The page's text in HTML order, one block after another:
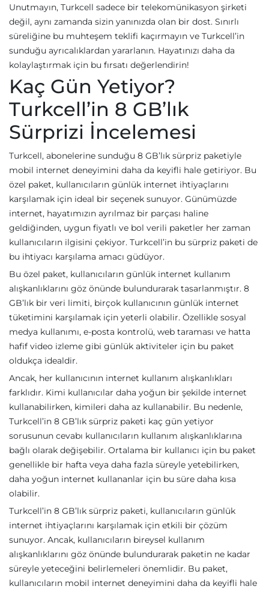
Unutmayın, Turkcell sadece bir telekomünikasyon şirketi
değil, aynı zamanda sizin yanınızda olan bir dost. Sınırlı
süreliğine bu muhteşem teklifi kaçırmayın ve Turkcell’in
sunduğu ayrıcalıklardan yararlanın. Hayatınızı daha da
kolaylaştırmak için bu fırsatı değerlendirin!
Kaç Gün Yetiyor?
Turkcell’in 8 GB’lık
Sürprizi İncelemesi
Turkcell, abonelerine sunduğu 8 GB’lık sürpriz paketiyle
mobil internet deneyimini daha da keyifli hale getiriyor. Bu
özel paket, kullanıcıların günlük internet ihtiyaçlarını
karşılamak için ideal bir seçenek sunuyor. Günümüzde
internet, hayatımızın ayrılmaz bir parçası haline
geldiğinden, uygun fiyatlı ve bol verili paketler her zaman
kullanıcıların ilgisini çekiyor. Turkcell’in bu sürpriz paketi de
bu ihtiyacı karşılama amacı güdüyor.
Bu özel paket, kullanıcıların günlük internet kullanım
alışkanlıklarını göz önünde bulundurarak tasarlanmıştır. 8
GB’lık bir veri limiti, birçok kullanıcının günlük internet
tüketimini karşılamak için yeterli olabilir. Özellikle sosyal
medya kullanımı, e-posta kontrolü, web taraması ve hatta
hafif video izleme gibi günlük aktiviteler için bu paket
oldukça idealdir.
Ancak, her kullanıcının internet kullanım alışkanlıkları
farklıdır. Kimi kullanıcılar daha yoğun bir şekilde internet
kullanabilirken, kimileri daha az kullanabilir. Bu nedenle,
Turkcell’in 8 GB’lık sürpriz paketi kaç gün yetiyor
sorusunun cevabı kullanıcıların kullanım alışkanlıklarına
bağlı olarak değişebilir. Ortalama bir kullanıcı için bu paket
genellikle bir hafta veya daha fazla süreyle yetebilirken,
daha yoğun internet kullananlar için bu süre daha kısa
olabilir.
Turkcell’in 8 GB’lık sürpriz paketi, kullanıcıların günlük
internet ihtiyaçlarını karşılamak için etkili bir çözüm
sunuyor. Ancak, kullanıcıların bireysel kullanım
alışkanlıklarını göz önünde bulundurarak paketin ne kadar
süreyle yeteceğini belirlemeleri önemlidir. Bu paket,
kullanıcıların mobil internet deneyimini daha da keyifli hale